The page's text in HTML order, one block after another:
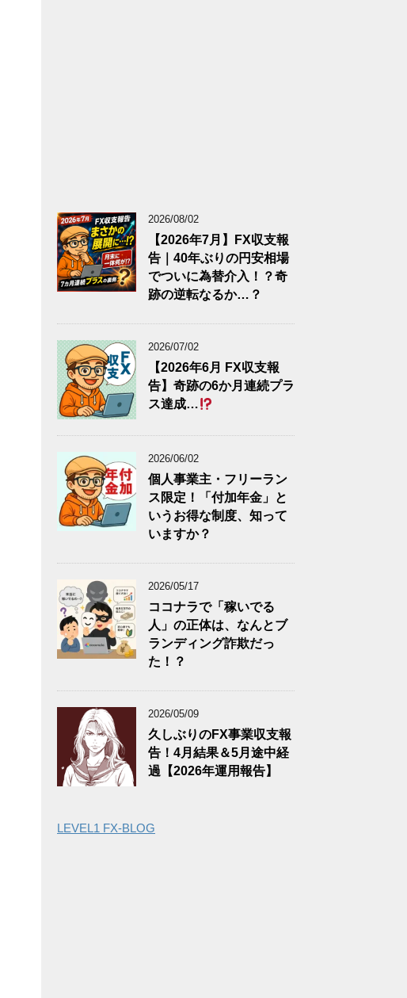
2026/08/02
【2026年7月】FX収支報
告｜40年ぶりの円安相場
でついに為替介入！？奇
跡の逆転なるか…？
2026/07/02
【2026年6月 FX収支報
告】奇跡の6か月連続プラ
ス達成…
2026/06/02
個人事業主・フリーラン
ス限定！「付加年金」と
いうお得な制度、知って
いますか？
2026/05/17
ココナラで「稼いでる
人」の正体は、なんとブ
ランディング詐欺だっ
た！？
2026/05/09
久しぶりのFX事業収支報
告！4月結果＆5月途中経
過【2026年運用報告】
LEVEL1 FX-BLOG